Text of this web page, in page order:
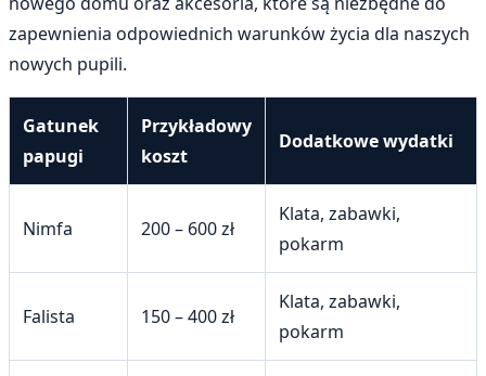
zapewnienia odpowiednich warunków życia dla naszych
nowych pupili.
Gatunek
papugi
Przykładowy
koszt
Dodatkowe wydatki
Nimfa 200 – 600 zł
Klata, zabawki,
pokarm
Falista 150 – 400 zł
Klata, zabawki,
pokarm